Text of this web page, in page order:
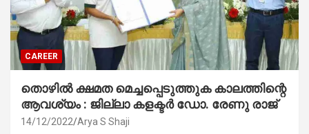
CAREER
തൊഴിൽ ക്ഷമത മെച്ചപ്പെടുത്തുക കാലത്തിന്റെ
ആവശ്യം : ജില്ലാ കളക്ടർ ഡോ. രേണു രാജ്
14/12/2022 Arya S Shaji